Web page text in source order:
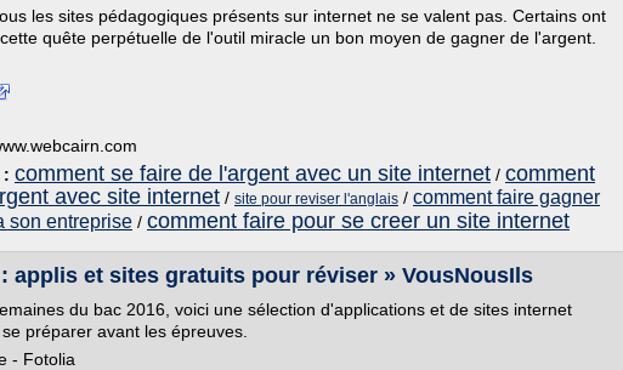
les sites pédagogiques présents sur internet ne se valent pas. Certains ont
quête perpétuelle de l'outil miracle un bon moyen de gagner de l'argent.
: comment se faire de l'argent avec un site internet / comment
avec site internet / site pour reviser l'anglais / comment faire gagner
son entreprise / comment faire pour se creer un site internet
: applis et sites gratuits pour réviser » VousNousIls
du bac 2016, voici une sélection d'applications et de sites internet
préparer avant les épreuves.
- Fotolia